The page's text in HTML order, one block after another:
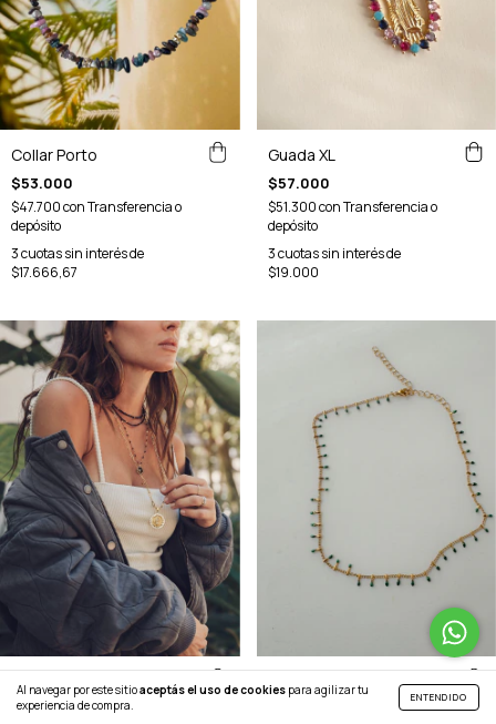
Al navegar por este sitioaceptás el uso de cookies para agilizar tu
experiencia de compra.
ENTENDIDO
Collar Porto
$53.000
$47.700conTransferencia o
depósito
3cuotas sin interés de
$17.666,67
Guada XL
$57.000
$51.300conTransferencia o
depósito
3cuotas sin interés de
$19.000
Guada Naxos
$57.000
Cadena Espiga